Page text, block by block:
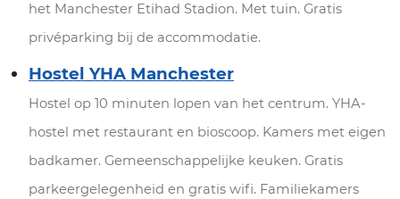
het Manchester Etihad Stadion. Met tuin. Gratis
privéparking bij de accommodatie.
Hostel YHA Manchester
Hostel op 10 minuten lopen van het centrum. YHA-
hostel met restaurant en bioscoop. Kamers met eigen
badkamer. Gemeenschappelijke keuken. Gratis
parkeergelegenheid en gratis wifi. Familiekamers